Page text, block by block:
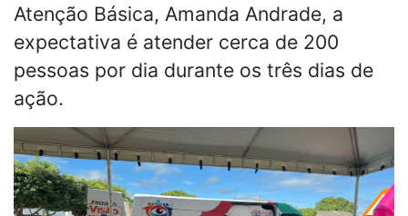
Atenção Básica, Amanda Andrade, a
expectativa é atender cerca de 200
pessoas por dia durante os três dias de
ação.